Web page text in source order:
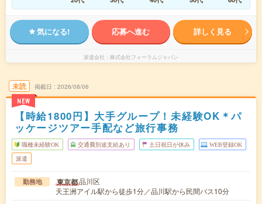
気になる! 応募へ進む 詳しく見る
派遣会社 株式会社フォーラムジャパン
未読
NEW
掲載日 2026/08/06
【時給1800円】大手グループ！未経験OK＊パ
ッケージツアー手配など旅行事務
職種未経験OK 交通費別途支給あり 土日祝日が休み WEB登録OK
派遣
勤務地 東京都品川区
天王洲アイル駅から徒歩1分／品川駅から民間バス10分